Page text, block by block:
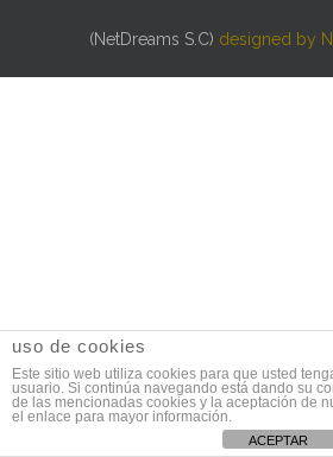
(NetDreams S.C) designed by
uso de cookies
Este sitio web utiliza cookies para que usted
usuario. Si continúa navegando está dando su
de las mencionadas cookies y la aceptación de
el enlace para mayor información.
ACEPTAR